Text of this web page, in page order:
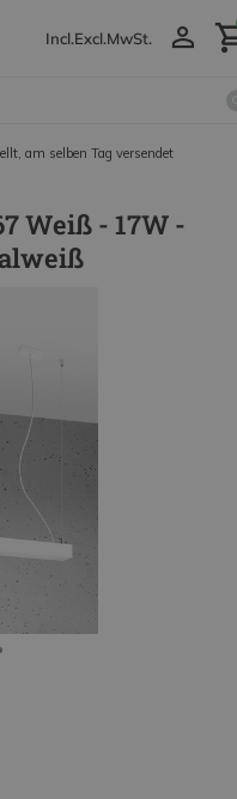
Incl.Excl.MwSt.
am selben Tag versendet
Weiß - 17W -